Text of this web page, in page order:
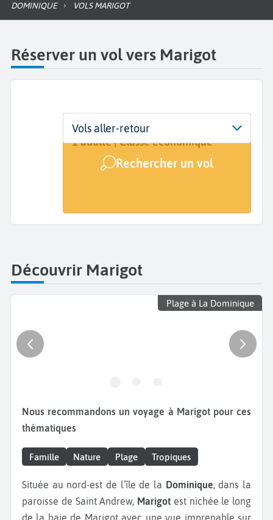
DOMINIQUE VOLS MARIGOT
Réserver un vol vers Marigot
Départ
De...
Dates
Dates de votre voyage
Voyageurs | Classe
1 adulte | Classe économique
Rechercher un vol
Vols aller-retour
Découvrir Marigot
Plage à La Dominique
Nous recommandons un voyage à Marigot pour ces
thématiques
Famille Nature Plage Tropiques
Située au nord-est de l’île de la Dominique, dans la
paroisse de Saint Andrew, Marigot est nichée le long
de la baie de Marigot avec une vue imprenable sur